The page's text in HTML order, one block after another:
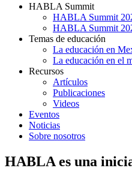
HABLA Summit
HABLA Summit
HABLA Summit
Temas de educación
La educación en
La educación en el
Recursos
Artículos
Publicaciones
Videos
Eventos
Noticias
Sobre nosotros
HABLA es una